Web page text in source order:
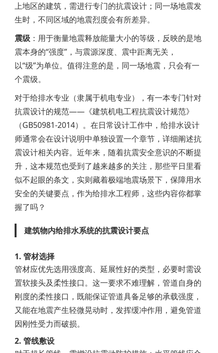
上地区的建筑，需进行专门的抗震设计；同一场地震发
生时，不同区域的地震烈度会有所差异。
震级 ：用于衡量地震释放能量大小的等级，反映的是地
震本身的“强度”，与震源深度、震中距离无关，
以“级”为单位。值得注意的是，同一场地震，只会有一
个震级。
对于给排水专业（隶属于机电专业），有一本专门针对
抗震设计的规范——《建筑机电工程抗震设计规范》
（GB50981-2014）。在日常设计工作中，给排水设计
师通常会在设计说明中单独设置一个章节，详细阐述抗
震设计相关内容。近年来，随着抗震安全意识的不断提
升，这本规范也受到了越来越多的关注，那些平日里看
似不起眼的条文，实则藏着极端地震场景下，保障用水
安全的关键要点，作为给排水工程师，这些内容你都掌
握了吗？
建筑物内给排水系统的抗震设计要点
1. 管材选择
管材应优先选用强度高、延展性好的类型，必要时需设
置软接头及柔性接口。这一要求不难理解，管道自身的
刚度的柔性接口，既能保证管道具备足够的承载强度，
又能在地震产生轻微晃动时，发挥缓冲作用，避免管道
因刚性受力而破损。
2. 管线敷设